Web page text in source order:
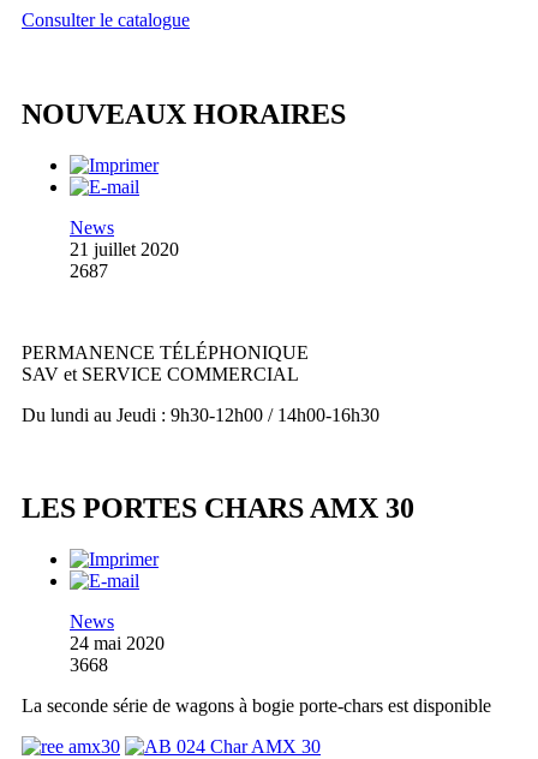
Consulter le catalogue
NOUVEAUX HORAIRES
News
21 juillet 2020
2687
PERMANENCE TÉLÉPHONIQUE
SAV et SERVICE COMMERCIAL
Du lundi au Jeudi : 9h30-12h00 / 14h00-16h30
LES PORTES CHARS AMX 30
News
24 mai 2020
3668
La seconde série de wagons à bogie porte-chars est disponible